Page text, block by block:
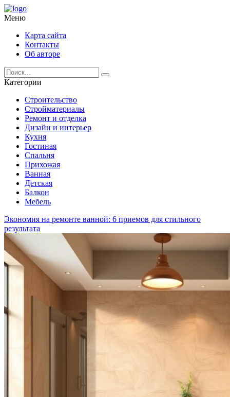
Меню
Карта сайта
Контакты
Об авторе
Категории
Строительство
Стройматериалы
Ремонт и отделка
Дизайн и интерьер
Кухня
Гостиная
Спальня
Прихожая
Ванная
Детская
Балкон
Мебель
Экономия на ремонте ванной: 6 приемов для стильного
результата